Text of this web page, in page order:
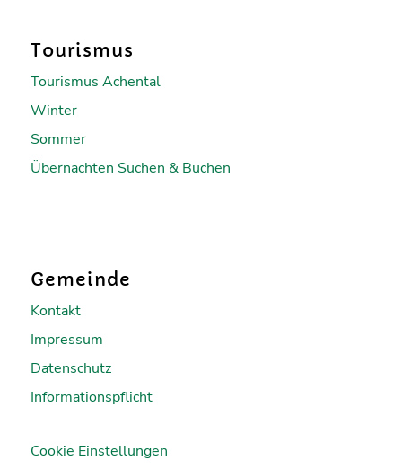
Tourismus
Tourismus Achental
Winter
Sommer
Übernachten Suchen & Buchen
Gemeinde
Kontakt
Impressum
Datenschutz
Informationspflicht
Cookie Einstellungen